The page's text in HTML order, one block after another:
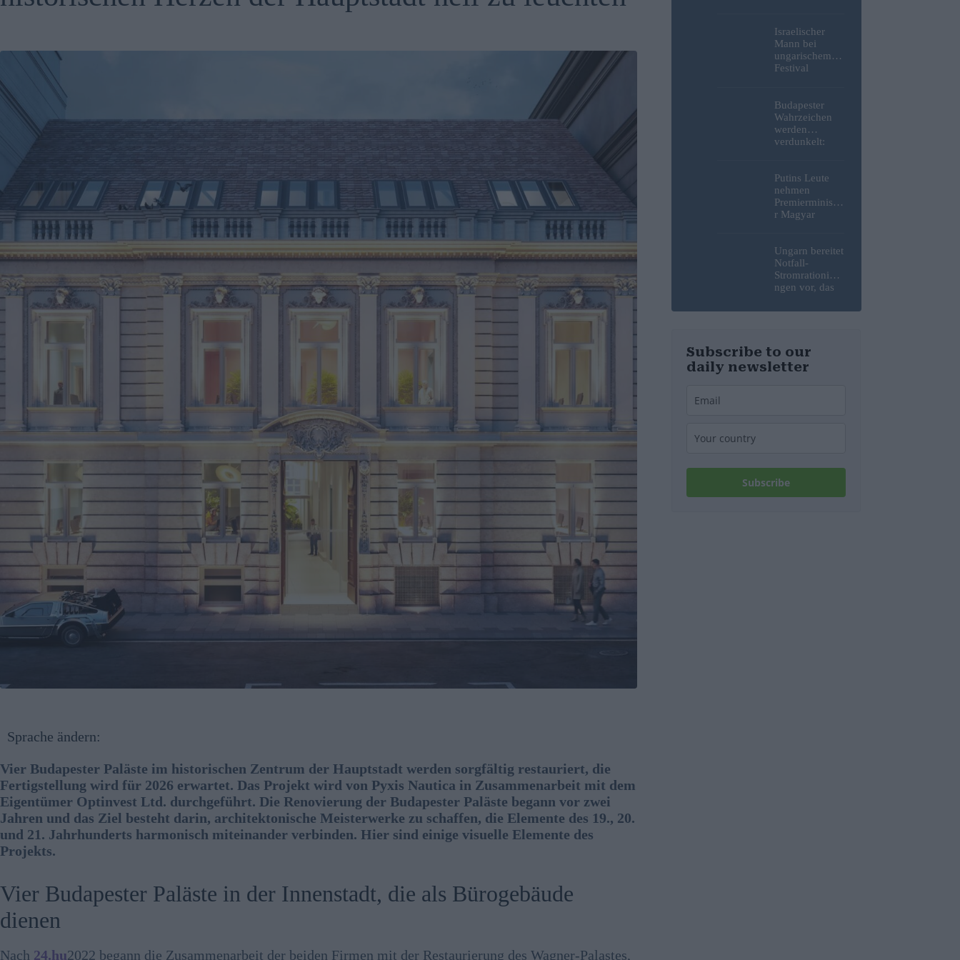
Sprache ändern:
Vier Budapester Paläste im historischen Zentrum der Hauptstadt werden sorgfältig restauriert, die
Fertigstellung wird für 2026 erwartet. Das Projekt wird von Pyxis Nautica in Zusammenarbeit mit dem
Eigentümer Optinvest Ltd. durchgeführt. Die Renovierung der Budapester Paläste begann vor zwei
Jahren und das Ziel besteht darin, architektonische Meisterwerke zu schaffen, die Elemente des 19., 20.
und 21. Jahrhunderts harmonisch miteinander verbinden. Hier sind einige visuelle Elemente des
Projekts.
Vier Budapester Paläste in der Innenstadt, die als Bürogebäude
dienen
Nach 24.hu2022 begann die Zusammenarbeit der beiden Firmen mit der Restaurierung des Wagner-Palastes,
Überreste und
Sprengstoff aus
der Donau in
Budapest
Israelischer
Mann bei
ungarischem
Festival
Budapester
Wahrzeichen
werden
verdunkelt:
der Budaer
Burg und der
Zitadelle wird
abgeschaltet
Putins Leute
nehmen
Premierministe
r Magyar
verspotten
diesmal die
Energiekrise
und das Paks-
Ungarn bereitet
Notfall-
Stromrationieru
ngen vor, das
Paks könnte an
stillgelegt
werden
Subscribe to our
daily newsletter
Subscribe